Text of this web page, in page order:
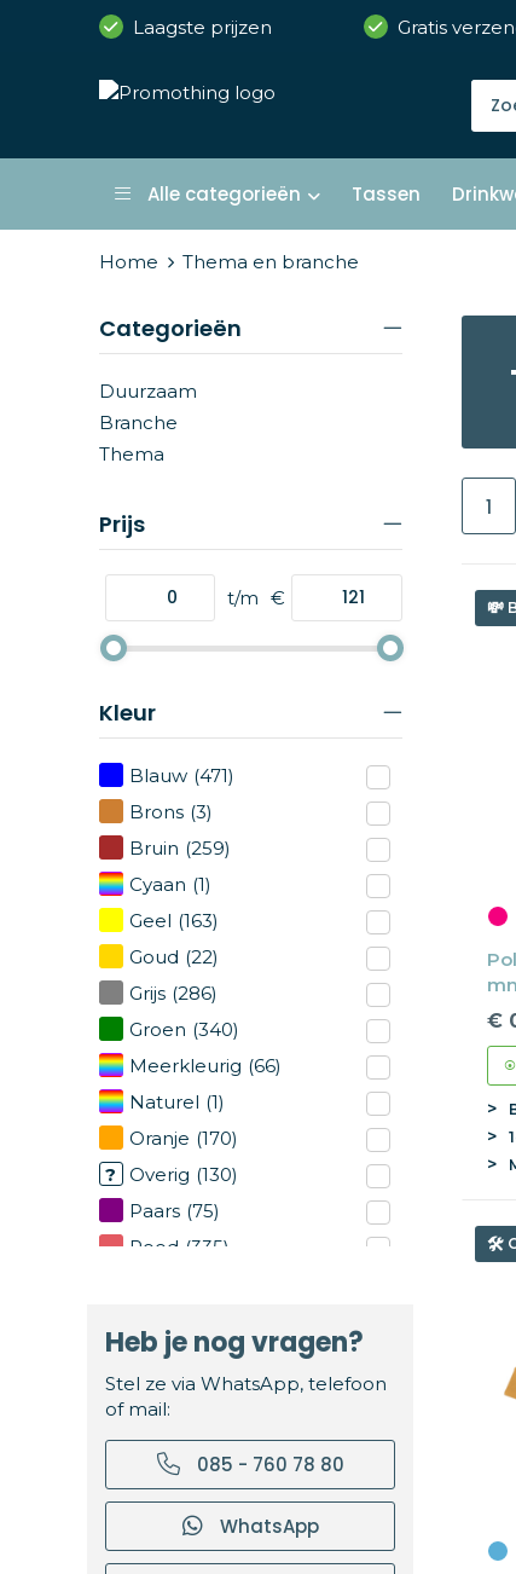
Laagste prijzen Gratis
Alle categorieën Tassen
Home Thema en branche
Categorieën
Duurzaam
Branche
Thema
Prijs
t/m €
Kleur
Blauw (471)
Brons (3)
Bruin (259)
Cyaan (1)
Geel (163)
Goud (22)
Grijs (286)
Groen (340)
Meerkleurig (66)
Naturel (1)
Oranje (170)
Overig (130)
Paars (75)
Rood (335)
Wit (602)
Zilver (73)
Heb je nog vragen?
Stel ze via WhatsApp, telefoon
of mail:
085 - 760 78 80
WhatsApp
1
€